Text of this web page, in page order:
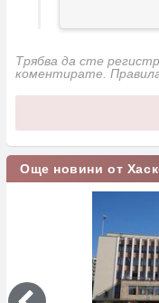
Трябва да сте
коментирате.
Още новини от